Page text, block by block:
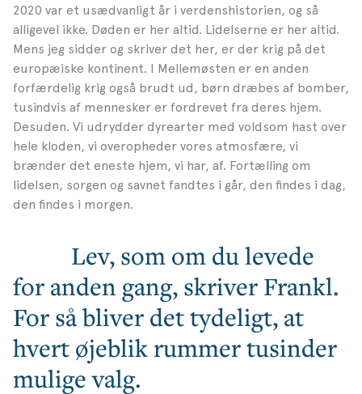
2020 var et usædvanligt år i verdenshistorien, og så
alligevel ikke. Døden er her altid. Lidelserne er her altid.
Mens jeg sidder og skriver det her, er der krig på det
europæiske kontinent. I Mellemøsten er en anden
forfærdelig krig også brudt ud, børn dræbes af bomber,
tusindvis af mennesker er fordrevet fra deres hjem.
Desuden. Vi udrydder dyrearter med voldsom hast over
hele kloden, vi overopheder vores atmosfære, vi
brænder det eneste hjem, vi har, af. Fortælling om
lidelsen, sorgen og savnet fandtes i går, den findes i dag,
den findes i morgen.
Lev, som om du levede
for anden gang, skriver Frankl.
For så bliver det tydeligt, at
hvert øjeblik rummer tusinder
mulige valg.